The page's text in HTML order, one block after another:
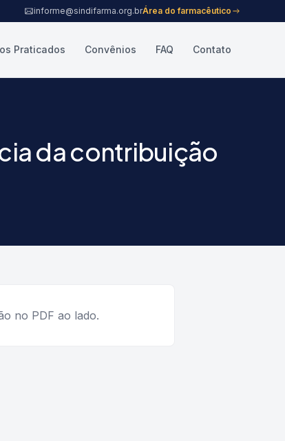
informe@sindifarma.org.brÁrea do farmacêutico
Praticados Convênios FAQ Contato
da contribuição
no PDF ao lado.